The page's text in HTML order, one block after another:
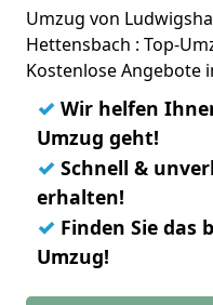
Umzug von
Hettensbach : Top-
Kostenlose Angebote
✓ Wir helfen
Umzug geht!
✓ Schnell &
erhalten!
✓ Finden Sie das
Umzug!